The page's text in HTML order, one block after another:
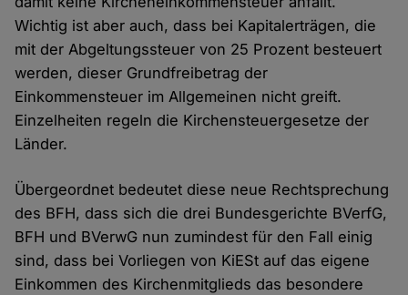
Wichtig ist aber auch, dass bei Kapitalerträgen, die
mit der Abgeltungssteuer von 25 Prozent besteuert
werden, dieser Grundfreibetrag der
Einkommensteuer im Allgemeinen nicht greift.
Einzelheiten regeln die Kirchensteuergesetze der
Länder.
Übergeordnet bedeutet diese neue Rechtsprechung
des BFH, dass sich die drei Bundesgerichte BVerfG,
BFH und BVerwG nun zumindest für den Fall einig
sind, dass bei Vorliegen von KiESt auf das eigene
Einkommen des Kirchenmitglieds das besondere